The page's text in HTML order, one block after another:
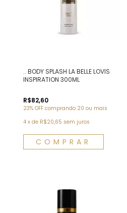
.. BODY SPLASH LA BELLE LOVIS
INSPIRATION 300ML
R$82,60
23% OFF comprando 20 ou mais
4 x de R$20,65 sem juros